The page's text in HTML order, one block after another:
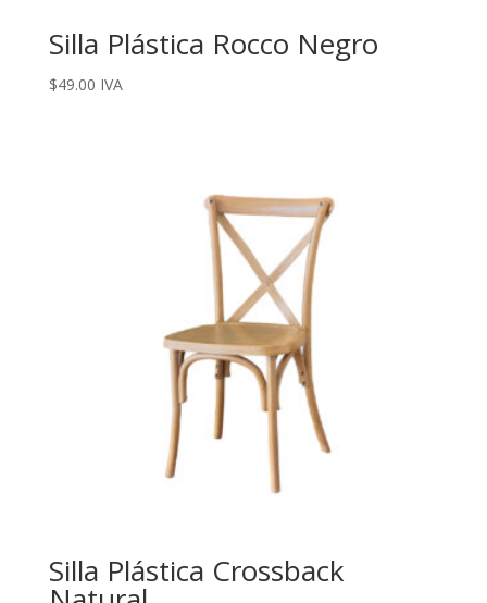
Silla Plástica Rocco Negro
$49.00 IVA
Silla Plástica Crossback